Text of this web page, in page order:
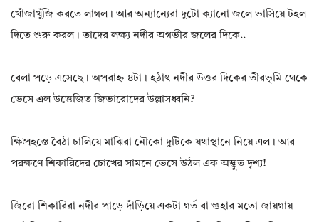
খোঁজাখুঁজি করতে লাগল। আর অন্যান্যেরা দুটো ক্যানো জলে ভাসিয়ে টহল
দিতে শুরু করল। তাদের লক্ষ্য নদীর অগভীর জলের দিকে..
বেলা পড়ে এসেছে। অপরাহ্ন ৪টা। হঠাৎ নদীর উত্তর দিকের তীরভূমি থেকে
ভেসে এল উত্তেজিত জিভারোদের উল্লাসধ্বনি?
ক্ষিপ্রহস্তে বৈঠা চালিয়ে মাঝিরা নৌকো দুটিকে যথাস্থানে নিয়ে এল। আর
পরক্ষণে শিকারিদের চোখের সামনে ভেসে উঠল এক অদ্ভুত দৃশ্য!
জিরো শিকারিরা নদীর পাড়ে দাঁড়িয়ে একটা গর্ত বা গুহার মতো জায়গায়